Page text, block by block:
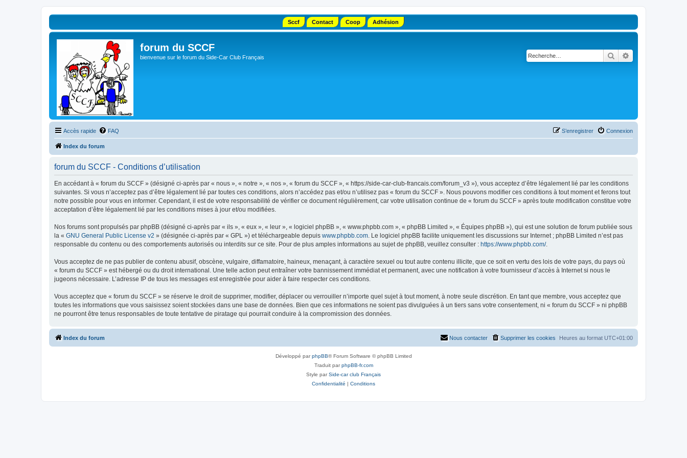
Sccf Contact Coop Adhésion
forum du SCCF
bienvenue sur le forum du Side-Car Club Français Rechercher
Accès rapide FAQ Connexion
S’enregistrer
Index du forum
forum du SCCF - Conditions d’utilisation
En accédant à « forum du SCCF » (désigné ci-après par « nous », « notre », « nos », « forum du SCCF », « https://side-car-club-francais.com/forum_v3 »), vous acceptez d’être légalement lié par les conditions
suivantes. Si vous n’acceptez pas d’être légalement lié par toutes ces conditions, alors n’accédez pas et/ou n’utilisez pas « forum du SCCF ». Nous pouvons modifier ces conditions à tout moment et ferons tout
notre possible pour vous en informer. Cependant, il est de votre responsabilité de vérifier ce document régulièrement, car votre utilisation continue de « forum du SCCF » après toute modification constitue votre
acceptation d’être légalement lié par les conditions mises à jour et/ou modifiées.
Nos forums sont propulsés par phpBB (désigné ci-après par « ils », « eux », « leur », « logiciel phpBB », « www.phpbb.com », « phpBB Limited », « Équipes phpBB »), qui est une solution de forum publiée sous
la « GNU General Public License v2 » (désignée ci-après par « GPL ») et téléchargeable depuis www.phpbb.com. Le logiciel phpBB facilite uniquement les discussions sur Internet ; phpBB Limited n’est pas
responsable du contenu ou des comportements autorisés ou interdits sur ce site. Pour de plus amples informations au sujet de phpBB, veuillez consulter : https://www.phpbb.com/.
Vous acceptez de ne pas publier de contenu abusif, obscène, vulgaire, diffamatoire, haineux, menaçant, à caractère sexuel ou tout autre contenu illicite, que ce soit en vertu des lois de votre pays, du pays où
« forum du SCCF » est hébergé ou du droit international. Une telle action peut entraîner votre bannissement immédiat et permanent, avec une notification à votre fournisseur d’accès à Internet si nous le
jugeons nécessaire. L’adresse IP de tous les messages est enregistrée pour aider à faire respecter ces conditions.
Vous acceptez que « forum du SCCF » se réserve le droit de supprimer, modifier, déplacer ou verrouiller n’importe quel sujet à tout moment, à notre seule discrétion. En tant que membre, vous acceptez que
toutes les informations que vous saisissez soient stockées dans une base de données. Bien que ces informations ne soient pas divulguées à un tiers sans votre consentement, ni « forum du SCCF » ni phpBB
ne pourront être tenus responsables de toute tentative de piratage qui pourrait conduire à la compromission des données.
Index du forum Heures au format UTC+01:00
Supprimer les cookies
Nous contacter
Développé parphpBB® Forum Software © phpBB Limited
Traduit parphpBB-fr.com
Style parSide-car club Français
Confidentialité | Conditions